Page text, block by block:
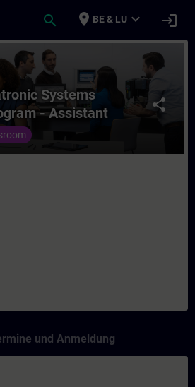
search place BE & LU expand_more login
Mechatronic Systems
share
Systems
- Assistant
University
und Anmeldung